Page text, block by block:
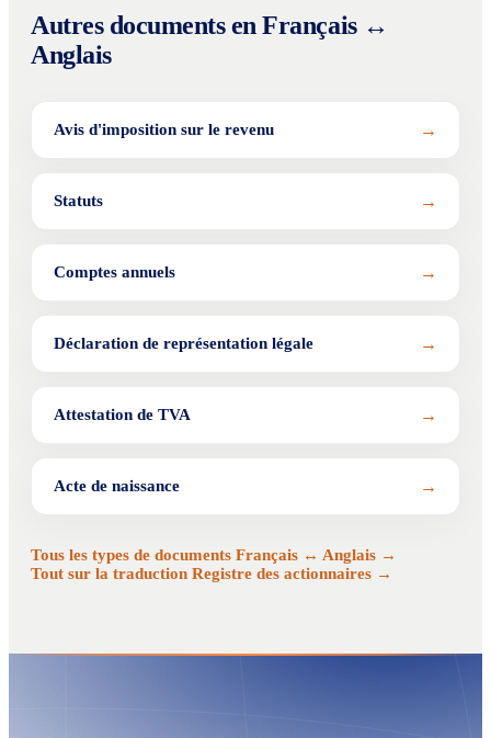
Autres documents en Français ↔
Anglais
Avis d'imposition sur le revenu →
Statuts →
Comptes annuels →
Déclaration de représentation légale →
Attestation de TVA →
Acte de naissance →
Tous les types de documents Français ↔ Anglais →
Tout sur la traduction Registre des actionnaires →